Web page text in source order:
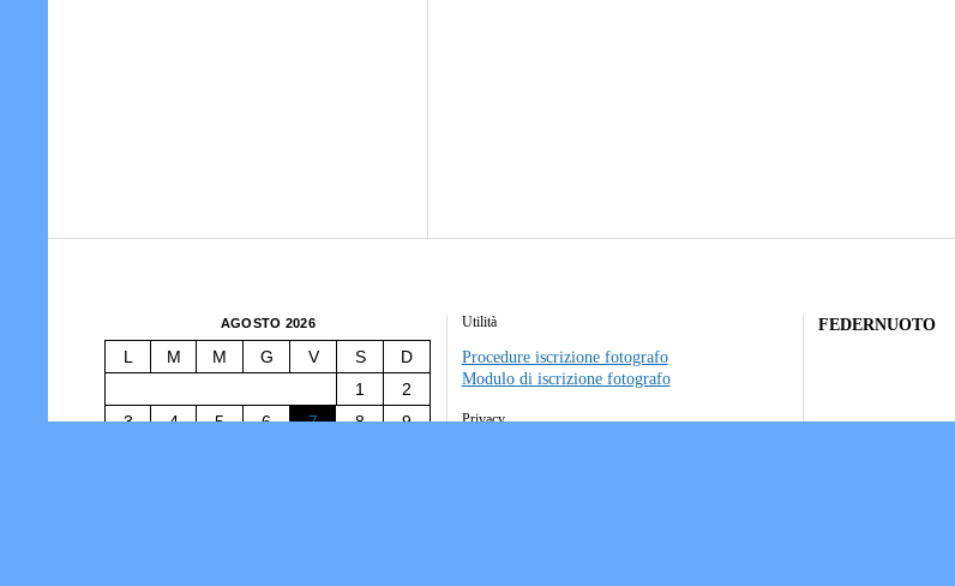
AGOSTO 2026
L M M G V S
D
1
2
3
4 5 6 7 8
9
Utilità
Procedure iscrizione fotografo
Modulo di iscrizione fotografo
Privacy
FEDERNUOTO